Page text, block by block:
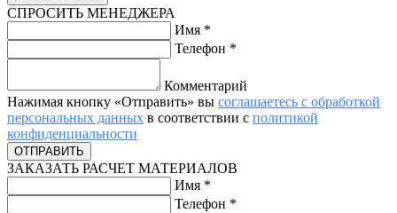
СПРОСИТЬ МЕНЕДЖЕРА
Имя *
Телефон *
Комментарий
Нажимая кнопку «Отправить» вы соглашаетесь с обработкой
персональных данных в соответствии с политикой
конфиденциальности
ЗАКАЗАТЬ РАСЧЕТ МАТЕРИАЛОВ
Имя *
Телефон *